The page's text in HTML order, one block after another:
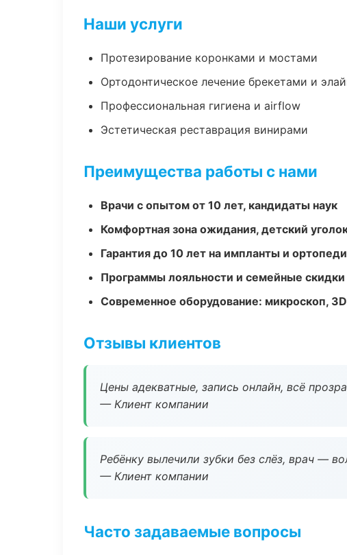
Наши услуги
Протезирование коронками и мостами
Ортодонтическое лечение брекетами и
Профессиональная гигиена и airflow
Эстетическая реставрация винирами
Преимущества работы с нами
Врачи с опытом от 10 лет, кандидаты наук
Комфортная зона ожидания, детский
Гарантия до 10 лет на импланты и
Программы лояльности и семейные скидки
Современное оборудование: микроскоп,
Отзывы клиентов
Цены адекватные, запись онлайн, всё
— Клиент компании
Ребёнку вылечили зубки без слёз, врач —
— Клиент компании
Часто задаваемые вопросы